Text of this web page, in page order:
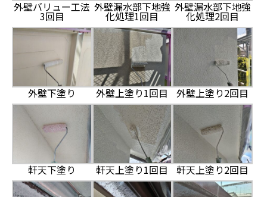
外壁バリュー工法
3回目
外壁漏水部下地強
化処理1回目
外壁漏水部下地強
化処理2回目
外壁下塗り 外壁上塗り1回目 外壁上塗り2回目
軒天下塗り 軒天上塗り1回目 軒天上塗り2回目